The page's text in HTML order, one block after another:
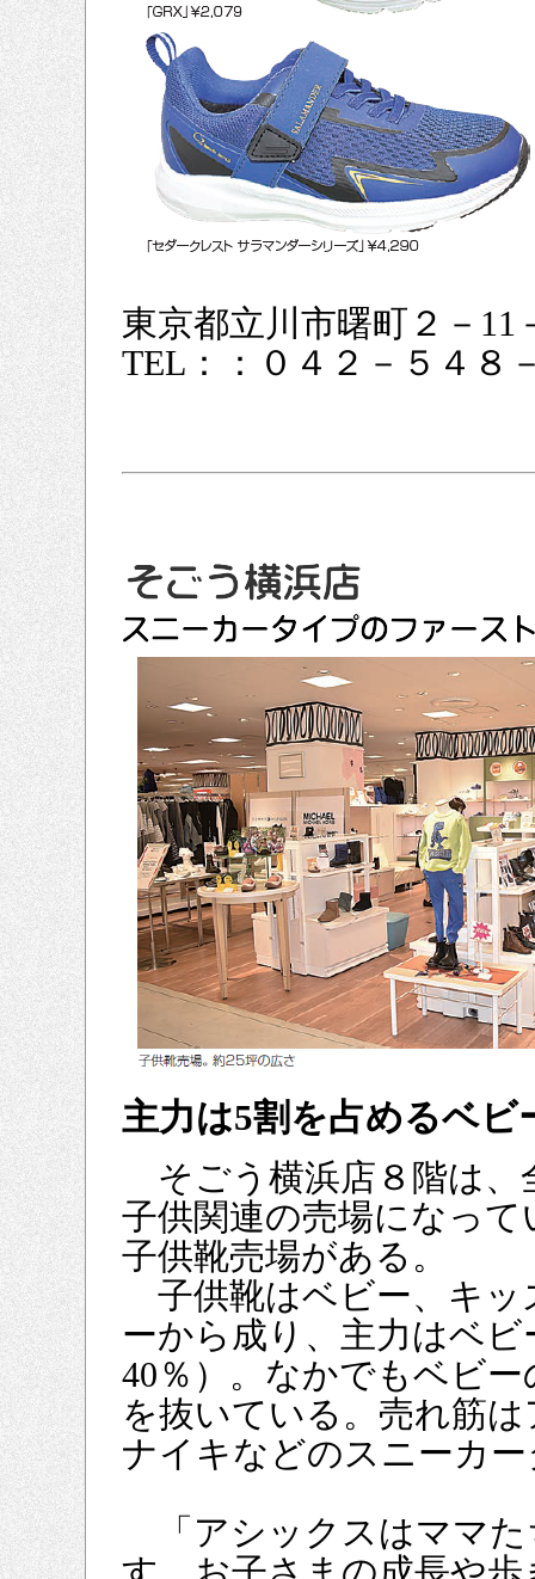
東京都立川市曙町２－11
TEL：：０４２－５４
主力は5割を占めるベ
そごう横浜店８階は、
子供関連の売場になっ
子供靴売場がある。
子供靴はベビー、キッ
ーから成り、主力はベ
40％）。なかでもベビ
を抜いている。売れ筋
ナイキなどのスニーカ
「アシックスはママた